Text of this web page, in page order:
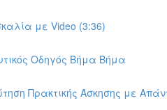
με Video (3:36)
Οδηγός Βήμα Βήμα
Πρακτικής Άσκησης με